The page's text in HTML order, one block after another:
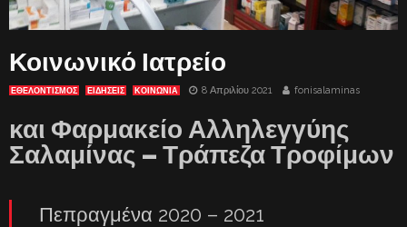
Κοινωνικό Ιατρείο
ΕΘΕΛΟΝΤΙΣΜΟΣ ΕΙΔΗΣΕΙΣ ΚΟΙΝΩΝΙΑ 8 Απριλίου 2021 fonisalaminas
και Φαρμακείο Αλληλεγγύης
Σαλαμίνας – Τράπεζα Τροφίμων
Πεπραγμένα 2020 – 2021